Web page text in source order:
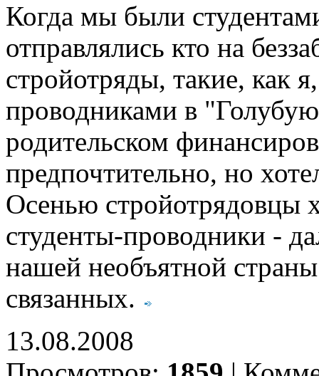
Когда мы были
отправлялись кто на
стройотряды, такие, как
проводниками в
родительском
предпочтительно, но
Осенью стройотрядовцы
студенты-проводники -
нашей необъятной
связанных.
13.08.2008